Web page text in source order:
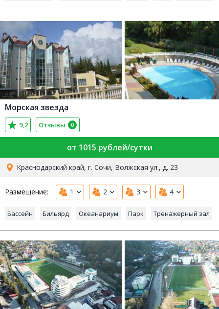
Морская звезда
9,2 Отзывы 0
от 1015 рублей/сутки
Краснодарский край, г. Сочи, Волжская ул., д. 23
Размещение: 1 2 3 4
Бассейн Бильярд Океанариум Парк Тренажерный зал